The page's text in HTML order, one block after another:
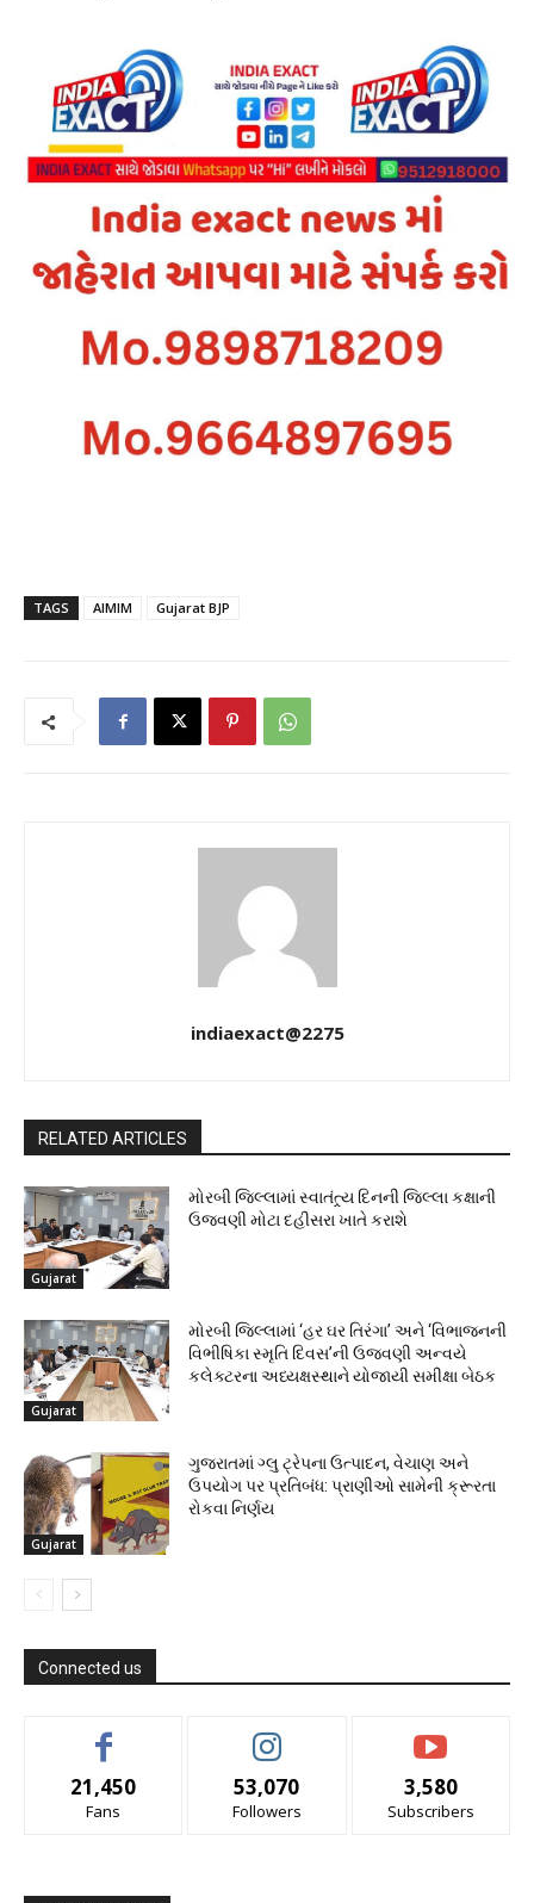
TAGS AIMIM Gujarat BJP
indiaexact@2275
RELATED ARTICLES
Gujarat
મોરબી જિલ્લામાં સ્વાતંત્ર્ય દિનની જિલ્લા કક્ષાની
ઉજવણી મોટા દહીસરા ખાતે કરાશે
Gujarat
મોરબી જિલ્લામાં ‘હર ઘર તિરંગા’ અને ‘વિભાજનની
વિભીષિકા સ્મૃતિ દિવસ’ની ઉજવણી અન્વયે
કલેક્ટરના અધ્યક્ષસ્થાને યોજાયી સમીક્ષા બેઠક
Gujarat
ગુજરાતમાં ગ્લુ ટ્રેપના ઉત્પાદન, વેચાણ અને
ઉપયોગ પર પ્રતિબંધ: પ્રાણીઓ સામેની ક્રૂરતા
રોકવા નિર્ણય
Connected us
21,450
Fans
53,070
Followers
3,580
Subscribers